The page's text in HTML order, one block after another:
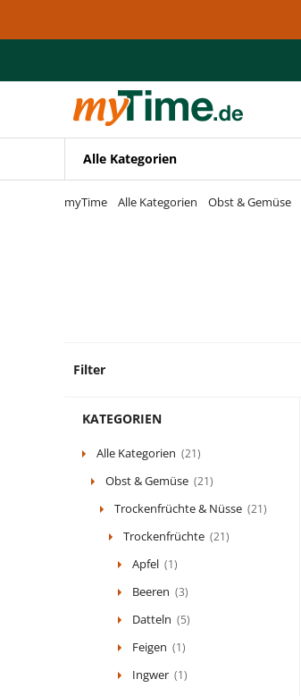
Zur Navigation springen
Alle Kategorien
myTime Alle Kategorien Obst & Gemüse
Filter
KATEGORIEN
Alle Kategorien (21)
Obst & Gemüse (21)
Trockenfrüchte & Nüsse (21)
Trockenfrüchte (21)
Apfel (1)
Beeren (3)
Datteln (5)
Feigen (1)
Ingwer (1)